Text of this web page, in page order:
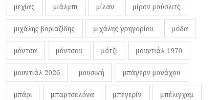
μεχίας μιάλμπι μίλαν μίρον μούσλιτς
μιχάλης βοριαζίδης μιχάλης γρηγορίου μόδα
μόντσα μόντσου μότζι μουντιάλ 1970
μουντιάλ 2026 μουσική μπάγερν μονάχου
μπάρι μπαρτσελόνα μπεγερίν μπέλιγχαμ